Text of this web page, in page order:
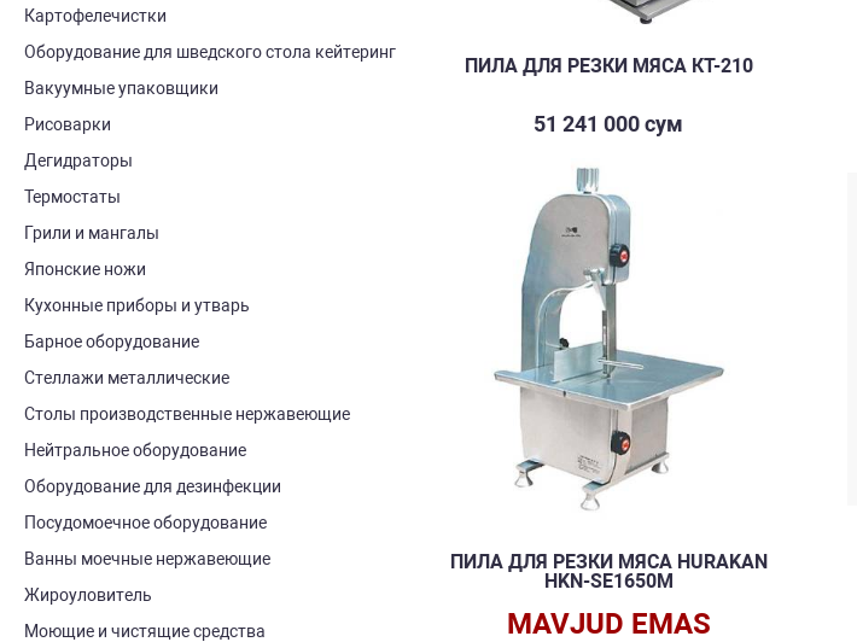
Картофелечистки
Оборудование для шведского стола кейтеринг
Вакуумные упаковщики
Рисоварки
Дегидраторы
Термостаты
Грили и мангалы
Японские ножи
Кухонные приборы и утварь
Барное оборудование
Стеллажи металлические
Столы производственные нержавеющие
Нейтральное оборудование
Оборудование для дезинфекции
Посудомоечное оборудование
Ванны моечные нержавеющие
Жироуловитель
Моющие и чистящие средства
ПИЛА ДЛЯ РЕЗКИ МЯСА КТ-210
51 241 000 сум
ПИЛА ДЛЯ РЕЗКИ МЯСА HURAKAN
HKN-SE1650M
MAVJUD EMAS